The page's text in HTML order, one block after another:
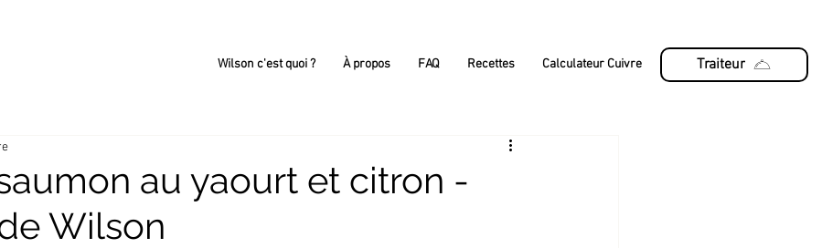
Wilson c'est quoi ? À propos FAQ Recettes Calculateur Cuivre Traiteur
au yaourt et citron -
Wilson